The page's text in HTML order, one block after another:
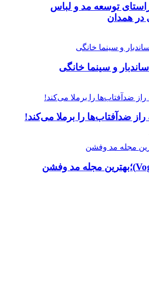
توسعه مد و لباس
در همدان
و سینما خانگی
راز ضدآفتاب‌ها را برملا می‌کند!